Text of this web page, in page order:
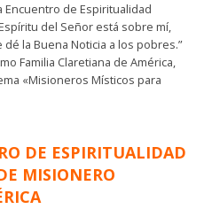
de Espiritualidad
del Señor está sobre mí,
la Buena Noticia a los pobres.”
Familia Claretiana de América,
«Misioneros Místicos para
DE ESPIRITUALIDAD
MISIONERO